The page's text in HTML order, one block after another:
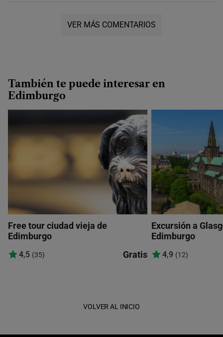
VER MÁS COMENTARIOS
También te puede interesar en
Edimburgo
Free tour ciudad vieja de
Edimburgo
4,5 (35) Gratis
Excursión a
Edimburgo
4,9 (12)
VOLVER AL INICIO